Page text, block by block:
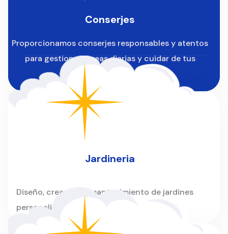
Conserjes
Proporcionamos conserjes responsables y atentos
para gestionar tareas diarias y cuidar de tus
instalaciones.
Jardineria
Diseño, creación y mantenimiento de jardines
personalizados para hogares y empresas.